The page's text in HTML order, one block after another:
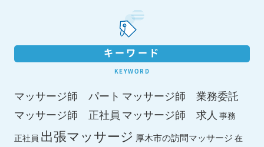
キーワード
KEYWORD
マッサージ師 パート マッサージ師 業務委託
マッサージ師 正社員 マッサージ師 求人 事務
正社員 出張マッサージ 厚木市の訪問マッサージ 在